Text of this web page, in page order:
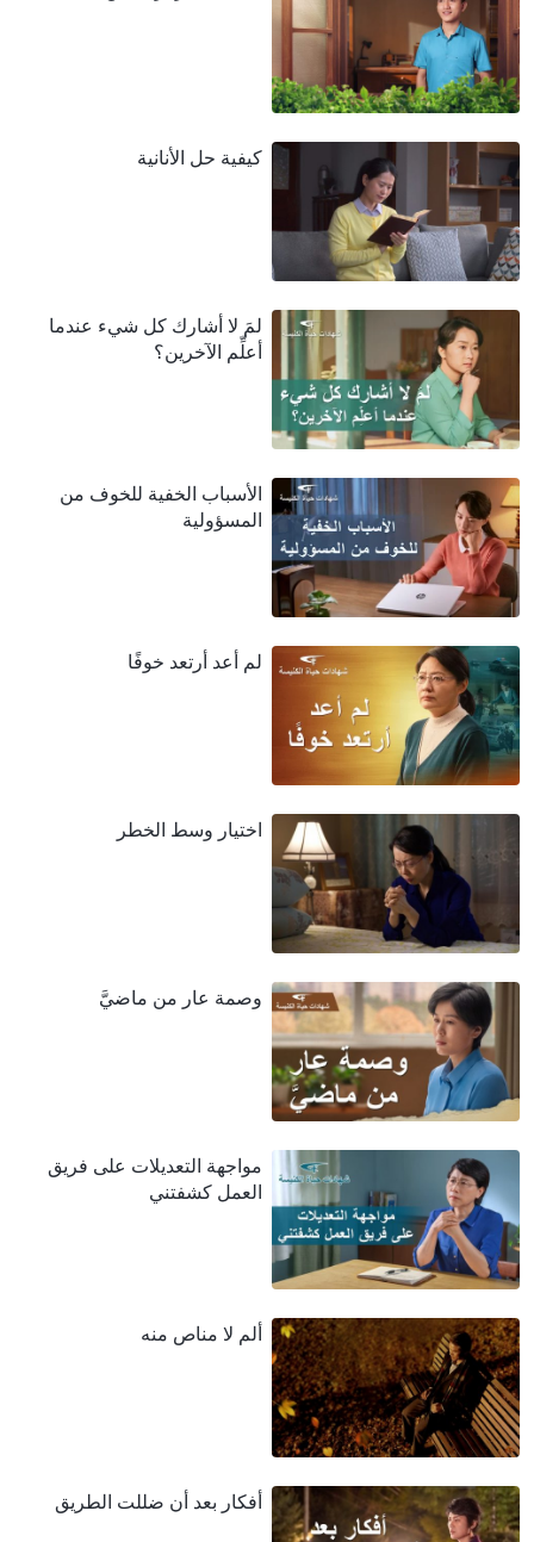
كيفية حل الأنانية
لمَ لا أشارك كل شيء عندما
أعلِّم الآخرين؟
الأسباب الخفية للخوف من
المسؤولية
لم أعد أرتعد خوفًا
اختيار وسط الخطر
وصمة عار من ماضيَّ
مواجهة التعديلات على فريق
العمل كشفتني
ألم لا مناص منه
أفكار بعد أن ضللت الطريق